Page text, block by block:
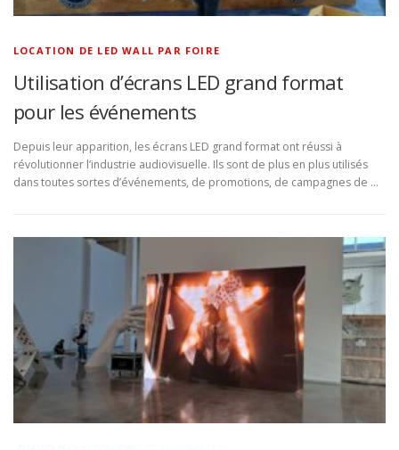
LOCATION DE LED WALL PAR FOIRE
Utilisation d’écrans LED grand format
pour les événements
Depuis leur apparition, les écrans LED grand format ont réussi à
révolutionner l’industrie audiovisuelle. Ils sont de plus en plus utilisés
dans toutes sortes d’événements, de promotions, de campagnes de …